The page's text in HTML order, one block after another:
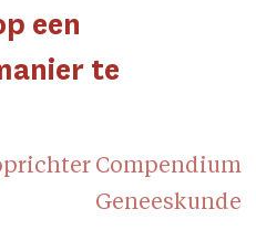
een
te
Compendium
Geneeskunde